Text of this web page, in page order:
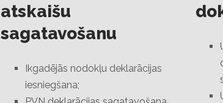
atskaišu
sagatavošanu
Ikgadējās nodokļu deklarācijas
iesniegšana;